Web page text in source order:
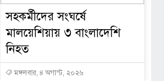
সহকর্মীদের সংঘর্ষে
মালয়েশিয়ায় ৩ বাংলাদেশি
নিহত
মঙ্গলবার, ৪ অগাস্ট, ২০২৬